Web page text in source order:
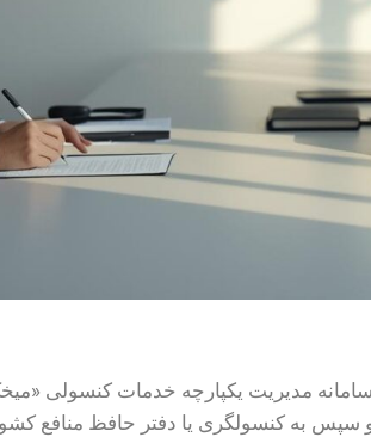
سامانه مدیریت یکپارچه خدمات کنسولی
و سپس به کنسولگری یا دفتر حافظ منافع